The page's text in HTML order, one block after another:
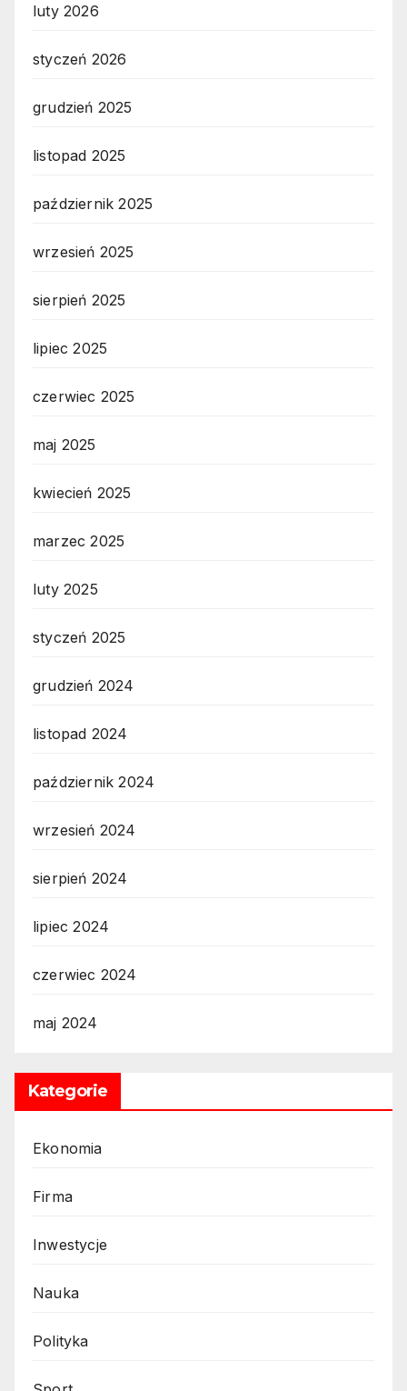
luty 2026
styczeń 2026
grudzień 2025
listopad 2025
październik 2025
wrzesień 2025
sierpień 2025
lipiec 2025
czerwiec 2025
maj 2025
kwiecień 2025
marzec 2025
luty 2025
styczeń 2025
grudzień 2024
listopad 2024
październik 2024
wrzesień 2024
sierpień 2024
lipiec 2024
czerwiec 2024
maj 2024
Kategorie
Ekonomia
Firma
Inwestycje
Nauka
Polityka